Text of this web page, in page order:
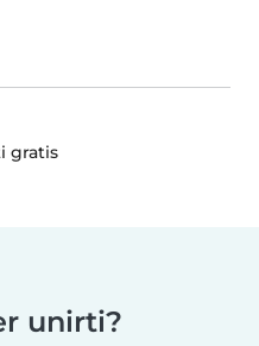
gratis
unirti?